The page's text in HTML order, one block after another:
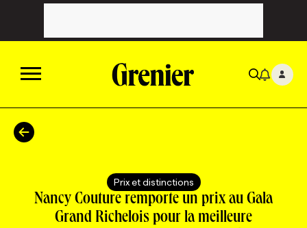
ACTUALITÉS
CATÉGORIES
TOUTES LES CATÉGORIES
CHRONIQUES
FORFAITS ABONNEMENT
INFOLETTRES
Prix et distinctions
Nancy Couture remporte un prix au Gala
Grand Richelois pour la meilleure